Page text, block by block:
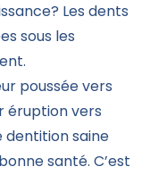
Les dents
sous les
poussée vers
éruption vers
dentition saine
santé. C’est